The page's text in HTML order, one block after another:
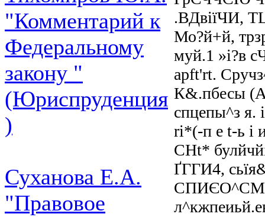
"Комментарий к
Федеральному
закону "
(Юриспруденция
)
Суханова Е.А.
"Правовое
.ВДвіїЧИ,
Мо?й+й,
муй.1 »і?в
apft'rt.
К&.пбесы
спцепы^з я.
ri*(-п e t-ь і
CHt*
ҐГГИ4,